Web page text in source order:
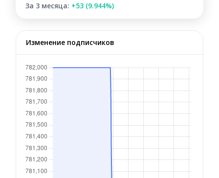
За 3 месяца: +53 (9.944%)
Изменение подписчиков